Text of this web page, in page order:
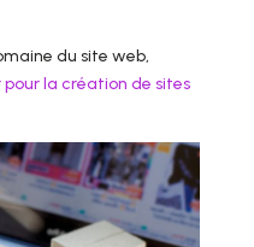
du site web,
la création de sites